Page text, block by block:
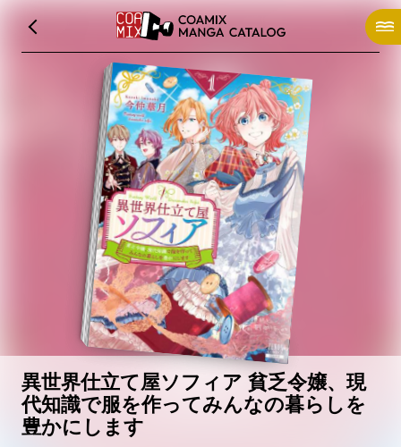
異世界仕立て屋ソフィア 貧乏令嬢、現
代知識で服を作ってみんなの暮らしを
豊かにします